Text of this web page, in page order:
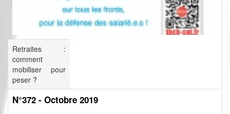
Retraites :
comment
mobiliser pour
peser ?
N°372 - Octobre 2019